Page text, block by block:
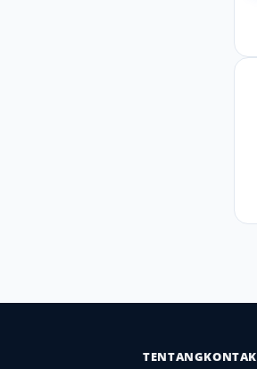
TENTANGKONTAK